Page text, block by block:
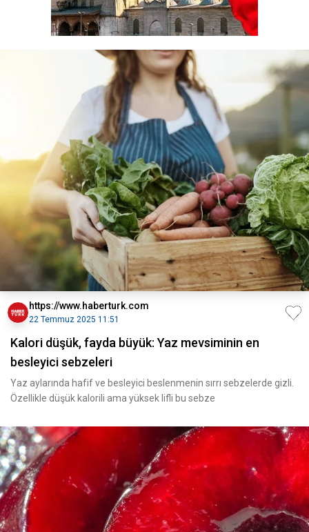
https://www.haberturk.com
22 Temmuz 2025 11:51
Kalori düşük, fayda büyük: Yaz mevsiminin en
besleyici sebzeleri
Yaz aylarında hafif ve besleyici beslenmenin sırrı sebzelerde gizli.
Özellikle düşük kalorili ama yüksek lifli bu sebze